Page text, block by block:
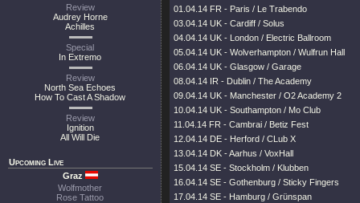
Review
Audrey Horne
Achilles
Special
In Extremo
Review
North Sea Echoes
How To Cast A Shadow
Review
Ignition
All Will Die
Upcoming Live
Graz
Wolfmother
Rose Tattoo
01.04.14 FR - Paris / Le Trabendo
03.04.14 UK - Cardiff / Solus
04.04.14 UK - London / Electric Ballroom
05.04.14 UK - Wolverhampton / Wulfrun Hall
06.04.14 UK - Glasgow / Garage
08.04.14 IR - Dublin / The Academy
09.04.14 UK - Manchester / O2 Academy 2
10.04.14 UK - Southampton / Mo Club
11.04.14 FR - Cambrai / Betiz Fest
12.04.14 DE - Herford / CLub X
13.04.14 DK - Aarhus / VoxHall
15.04.14 SE - Stockholm / Klubben
16.04.14 SE - Gothenburg / Sticky Fingers
17.04.14 SE - Hamburg / Grünspan